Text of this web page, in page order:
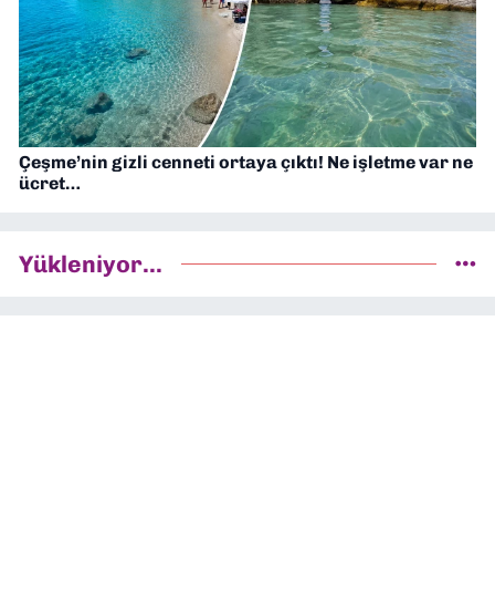
Çeşme’nin gizli cenneti ortaya çıktı! Ne işletme var ne
ücret…
Yükleniyor...